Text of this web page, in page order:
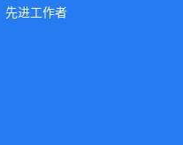
先进工作者